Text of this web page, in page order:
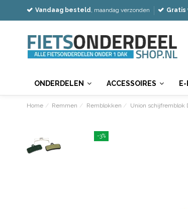
Vandaag besteld, maandag verzonden Gratis
ONDERDELEN ACCESSOIRES
Home Remmen Remblokken Union schijfremblok
-3%